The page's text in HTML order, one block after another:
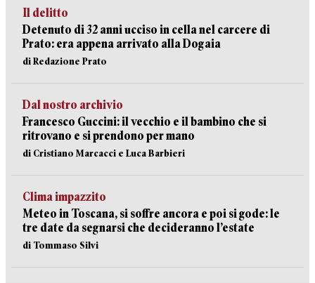
Il delitto
Detenuto di 32 anni ucciso in cella nel carcere di
Prato: era appena arrivato alla Dogaia
di Redazione Prato
Dal nostro archivio
Francesco Guccini: il vecchio e il bambino che si
ritrovano e si prendono per mano
di Cristiano Marcacci e Luca Barbieri
Clima impazzito
Meteo in Toscana, si soffre ancora e poi si gode: le
tre date da segnarsi che decideranno l’estate
di Tommaso Silvi